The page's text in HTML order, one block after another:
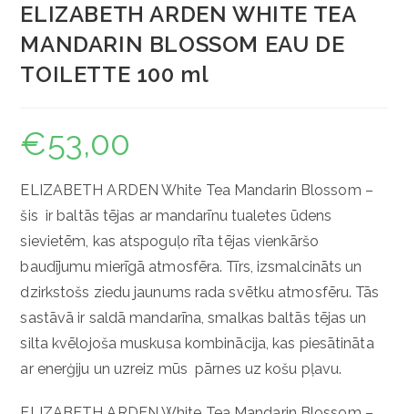
ELIZABETH ARDEN WHITE TEA
MANDARIN BLOSSOM EAU DE
TOILETTE 100 ml
€53,00
ELIZABETH ARDEN White Tea Mandarin Blossom –
šis ir baltās tējas ar mandarīnu tualetes ūdens
sievietēm, kas atspoguļo rīta tējas vienkāršo
baudījumu mierīgā atmosfēra. Tīrs, izsmalcināts un
dzirkstošs ziedu jaunums rada svētku atmosfēru. Tās
sastāvā ir saldā mandarīna, smalkas baltās tējas un
silta kvēlojoša muskusa kombinācija, kas piesātināta
ar enerģiju un uzreiz mūs pārnes uz košu pļavu.